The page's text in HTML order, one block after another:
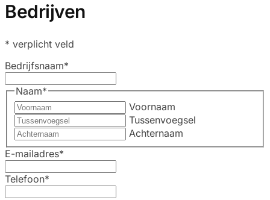
Bedrijven
* verplicht veld
Bedrijfsnaam*
Naam*
Voornaam
Tussenvoegsel
Achternaam
E-mailadres*
Telefoon*